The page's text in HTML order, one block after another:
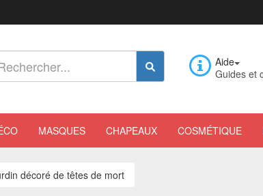
Aide
Guides et
MASQUES CHAPEAUX COSMÉTIQUE
décoré de têtes de mort